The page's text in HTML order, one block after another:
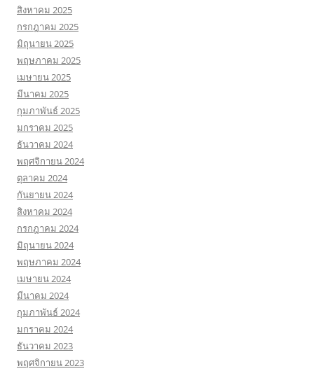
สิงหาคม 2025
กรกฎาคม 2025
มิถุนายน 2025
พฤษภาคม 2025
เมษายน 2025
มีนาคม 2025
กุมภาพันธ์ 2025
มกราคม 2025
ธันวาคม 2024
พฤศจิกายน 2024
ตุลาคม 2024
กันยายน 2024
สิงหาคม 2024
กรกฎาคม 2024
มิถุนายน 2024
พฤษภาคม 2024
เมษายน 2024
มีนาคม 2024
กุมภาพันธ์ 2024
มกราคม 2024
ธันวาคม 2023
พฤศจิกายน 2023